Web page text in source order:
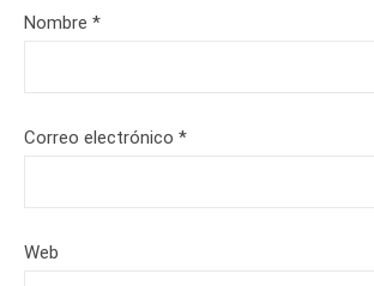
Nombre *
Correo electrónico *
Web